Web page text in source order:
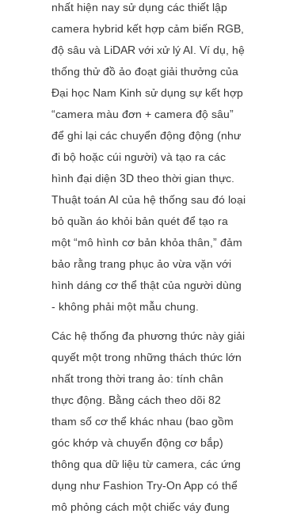
nhất hiện nay sử dụng các thiết lập
camera hybrid kết hợp cảm biến RGB,
độ sâu và LiDAR với xử lý AI. Ví dụ, hệ
thống thử đồ ảo đoạt giải thưởng của
Đại học Nam Kinh sử dụng sự kết hợp
“camera màu đơn + camera độ sâu”
để ghi lại các chuyển động động (như
đi bộ hoặc cúi người) và tạo ra các
hình đại diện 3D theo thời gian thực.
Thuật toán AI của hệ thống sau đó loại
bỏ quần áo khỏi bản quét để tạo ra
một “mô hình cơ bản khỏa thân,” đảm
bảo rằng trang phục ảo vừa vặn với
hình dáng cơ thể thật của người dùng
- không phải một mẫu chung.
Các hệ thống đa phương thức này giải
quyết một trong những thách thức lớn
nhất trong thời trang ảo: tính chân
thực động. Bằng cách theo dõi 82
tham số cơ thể khác nhau (bao gồm
góc khớp và chuyển động cơ bắp)
thông qua dữ liệu từ camera, các ứng
dụng như Fashion Try-On App có thể
mô phỏng cách một chiếc váy đung